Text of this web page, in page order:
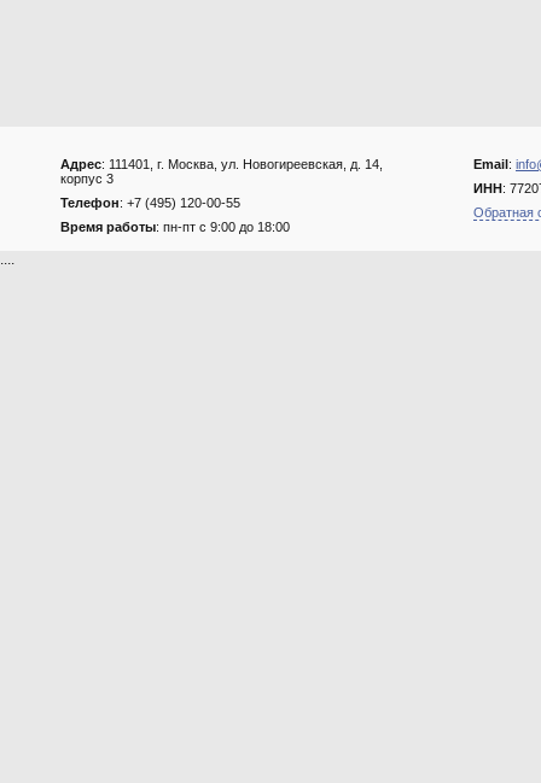
Адрес: 111401, г. Москва, ул. Новогиреевская, д. 14,
корпус 3
Телефон: +7 (495) 120-00-55
Время работы: пн-пт с 9:00 до 18:00
Email:
ИНН:
Обратная
....